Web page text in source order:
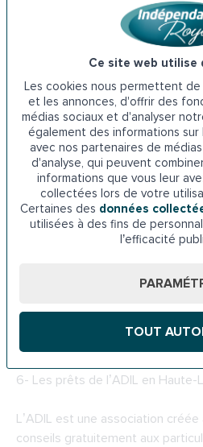
Ce site web utilise
Les cookies nous permettent
et les annonces, d'offrir des
médias sociaux et d'analyser
également des informations
avec nos partenaires de
d'analyse, qui peuvent
informations que vous leur
collectées lors de votre
Certaines des données
utilisées à des fins de
l’efficacité
TOUT
handicap, est venue remplacer
compensatrice pour tierce
attribuée par le département aux
de handicap. Pour en bénéficier,
importantes pour réaliser
quotidienne. La PCH permet de
frais liés à la compensation du
l’installation d’une baignoire à
personnes handicapées de
est possible de continuer à
delà de cet âge à condition
avant la soixantaine.
6- Les prêts de l’ADIL en Haute-
L’ADIL est une association
conseils gratuitement aux